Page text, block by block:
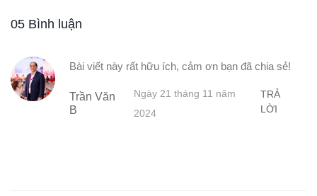
05 Bình luận
Bài viết này rất hữu ích, cảm ơn bạn đã chia sẻ!
Trần Văn
B
Ngày 21 tháng 11 năm
2024
TRẢ
LỜI